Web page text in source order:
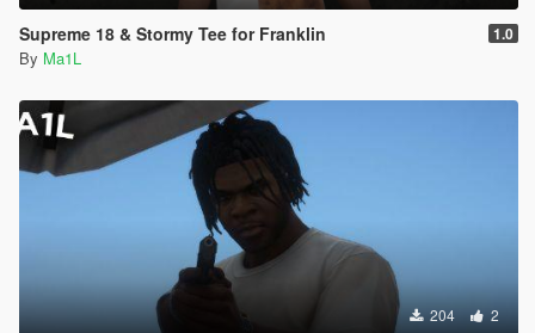
Supreme 18 & Stormy Tee for Franklin 1.0
By Ma1L
204 2